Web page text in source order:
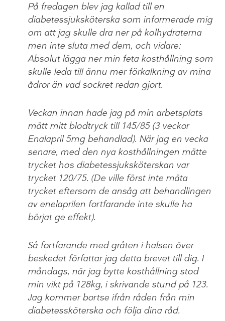
På fredagen blev jag kallad till en
diabetessjuksköterska som informerade mig
om att jag skulle dra ner på kolhydraterna
men inte sluta med dem, och vidare:
Absolut lägga ner min feta kosthållning som
skulle leda till ännu mer förkalkning av mina
ådror än vad sockret redan gjort.
Veckan innan hade jag på min arbetsplats
mätt mitt blodtryck till 145/85 (3 veckor
Enalapril 5mg behandlad). När jag en vecka
senare, med den nya kosthållningen mätte
trycket hos diabetessjuksköterskan var
trycket 120/75. (De ville först inte mäta
trycket eftersom de ansåg att behandlingen
av enelaprilen fortfarande inte skulle ha
börjat ge effekt).
Så fortfarande med gråten i halsen över
beskedet författar jag detta brevet till dig. I
måndags, när jag bytte kosthållning stod
min vikt på 128kg, i skrivande stund på 123.
Jag kommer bortse ifrån råden från min
diabetessköterska och följa dina råd.